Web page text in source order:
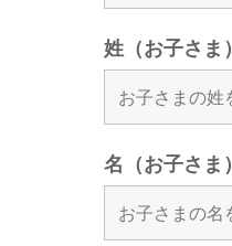
姓（お子さま）
名（お子さま）